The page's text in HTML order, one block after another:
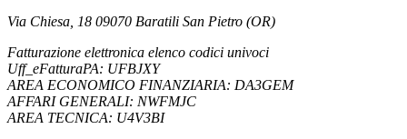
Via Chiesa, 18 09070 Baratili San Pietro (OR)
Fatturazione elettronica elenco codici univoci
Uff_eFatturaPA: UFBJXY
AREA ECONOMICO FINANZIARIA: DA3GEM
AFFARI GENERALI: NWFMJC
AREA TECNICA: U4V3BI